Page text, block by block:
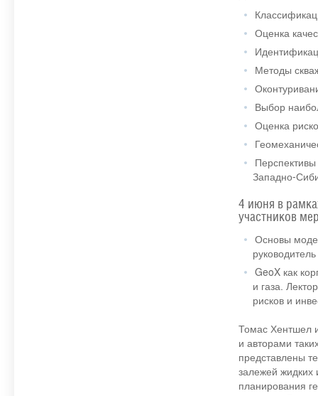
Оценка
Методы
Выбор
Оценка
Западно-
4 июня в
участников
Основы
GeoX как
и газа.
рисков и
Томас Хентшел
и авторами
представлены
залежей жидких
планирования